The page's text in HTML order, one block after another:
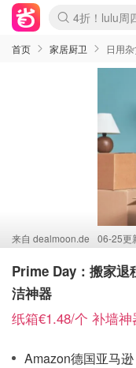
Boticinal 夏
4折！lulu周
还没结束！
Joybuy变相
速领！
疑似霸哥！
Zalando 奥
Moncler反季
Coach
首页 家居厨卫 日用
来自 dealmoon.de 06-25更
Prime Day：搬家退
洁神器
纸箱€1.48/个 补墙神
Amazon德国亚马